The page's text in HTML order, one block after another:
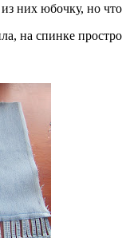
из них юбочку, но
на спинке